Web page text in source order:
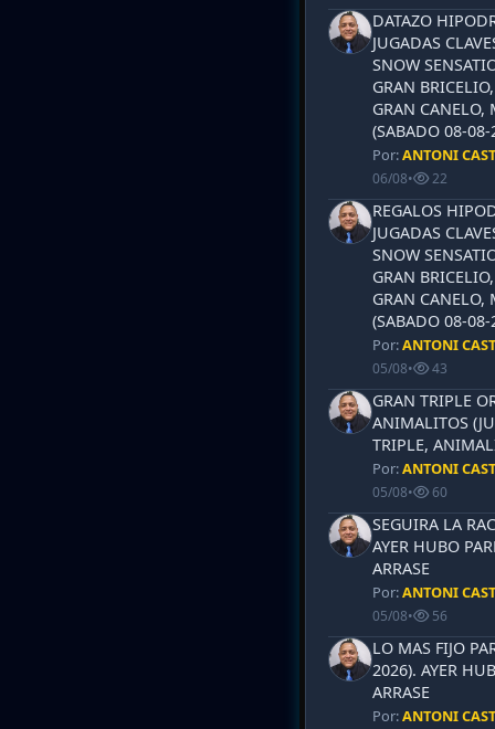
DATAZO
JUGADAS
SNOW
GRAN
GRAN CANELO,
(SABADO 08-
Por:ANTONI
06/08• 22
REGALOS
JUGADAS
SNOW
GRAN
GRAN CANELO,
(SABADO 08-
Por:ANTONI
05/08• 43
GRAN TRIPLE
ANIMALITOS
TRIPLE,
Por:ANTONI
05/08• 60
SEGUIRA LA
AYER HUBO
ARRASE
Por:ANTONI
05/08• 56
LO MAS FIJO
2026). AYER
ARRASE
Por:ANTONI